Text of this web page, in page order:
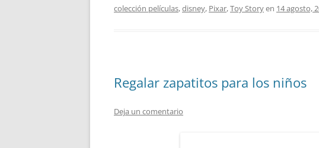
colección películas,disney, Pixar,Toy Storyen 14 agosto,
Regalar zapatitos para los niños
Deja un comentario